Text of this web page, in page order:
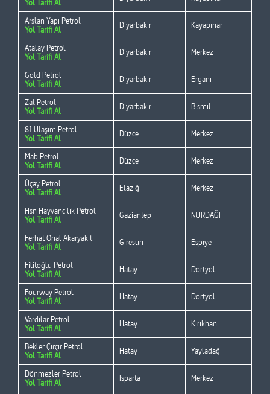
Arslan Yapı Petrol
Yol Tarifi Al
Diyarbakır Kayapınar
Atalay Petrol
Yol Tarifi Al
Diyarbakır Merkez
Gold Petrol
Yol Tarifi Al
Diyarbakır Ergani
Zal Petrol
Yol Tarifi Al
Diyarbakır Bismil
81 Ulaşım Petrol
Yol Tarifi Al
Düzce Merkez
Mab Petrol
Yol Tarifi Al
Düzce Merkez
Üçay Petrol
Yol Tarifi Al
Elazığ Merkez
Hsn Hayvancılık Petrol
Yol Tarifi Al
Gaziantep NURDAĞI
Ferhat Önal Akaryakıt
Yol Tarifi Al
Giresun Espiye
Filitoğlu Petrol
Yol Tarifi Al
Hatay Dörtyol
Fourway Petrol
Yol Tarifi Al
Hatay Dörtyol
Vardılar Petrol
Yol Tarifi Al
Hatay Kırıkhan
Bekler Çırçır Petrol
Yol Tarifi Al
Hatay Yayladağı
Dönmezler Petrol
Yol Tarifi Al
Isparta Merkez